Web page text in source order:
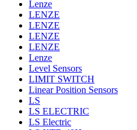
Lenze
LENZE
LENZE
LENZE
LENZE
Lenze
Level Sensors
LIMIT SWITCH
Linear Position Sensors
LS
LS ELECTRIC
LS Electric